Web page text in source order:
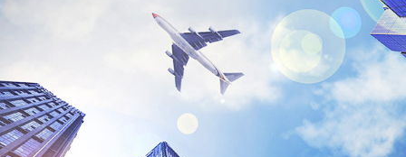
深圳市荣华荣水处理设备有限公司
深圳市荣华荣水处理设备有限公司是一家专业销售、服
务及水处理工程设计、施工于一体的专业水处理设备公
司，深圳高新技术认证企业。 通过对水工业多年的潜心
研究和发展，汇聚了一批水处理技术专家，企业员工90%